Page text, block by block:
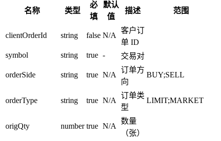
名称 类型
必
填
默认
值
描述 范围
clientOrderId string false N/A
客户订
单 ID
symbol
string true - 交易对
orderSide string true N/A
订单方
向
BUY;SELL
orderType string true N/A
订单类
型
LIMIT;MARKET
origQty number true N/A
数量
（张）